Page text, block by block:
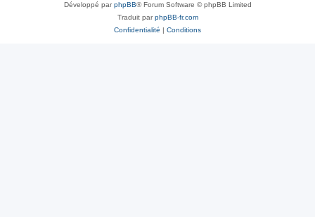
Développé parphpBB® Forum Software © phpBB Limited
Traduit parphpBB-fr.com
Confidentialité | Conditions